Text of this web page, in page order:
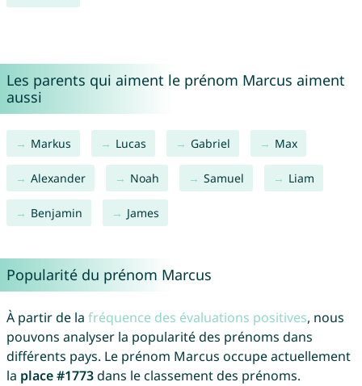
Les parents qui aiment le prénom Marcus aiment
aussi
Markus Lucas Gabriel Max
Alexander Noah Samuel Liam
Benjamin James
Popularité du prénom Marcus
À partir de la fréquence des évaluations positives, nous
pouvons analyser la popularité des prénoms dans
différents pays. Le prénom Marcus occupe actuellement
la place #1773dans le classement des prénoms.